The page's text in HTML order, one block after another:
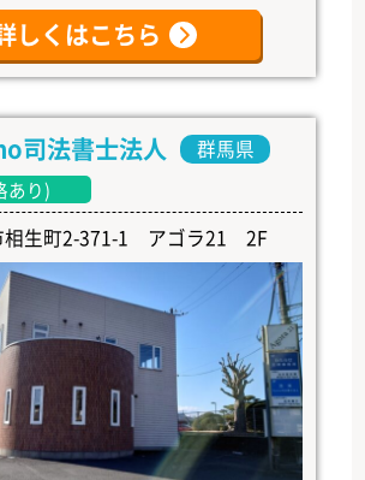
しくはこちら
司法書士法人 群馬県
あり)
相生町2-371-1 アゴラ21 2F